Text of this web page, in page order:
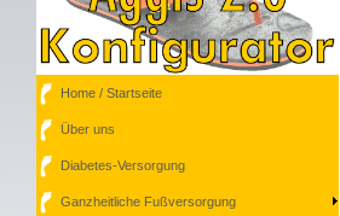
Home / Startseite
Über uns
Diabetes-Versorgung
Ganzheitliche Fußversorgung